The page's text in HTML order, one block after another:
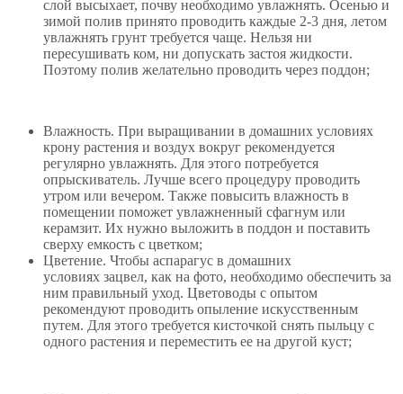
слой высыхает, почву необходимо увлажнять. Осенью и
зимой полив принято проводить каждые 2-3 дня, летом
увлажнять грунт требуется чаще. Нельзя ни
пересушивать ком, ни допускать застоя жидкости.
Поэтому полив желательно проводить через поддон;
Влажность. При выращивании в домашних условиях
крону растения и воздух вокруг рекомендуется
регулярно увлажнять. Для этого потребуется
опрыскиватель. Лучше всего процедуру проводить
утром или вечером. Также повысить влажность в
помещении поможет увлажненный сфагнум или
керамзит. Их нужно выложить в поддон и поставить
сверху емкость с цветком;
Цветение. Чтобы аспарагус в домашних
условиях зацвел, как на фото, необходимо обеспечить за
ним правильный уход. Цветоводы с опытом
рекомендуют проводить опыление искусственным
путем. Для этого требуется кисточкой снять пыльцу с
одного растения и переместить ее на другой куст;